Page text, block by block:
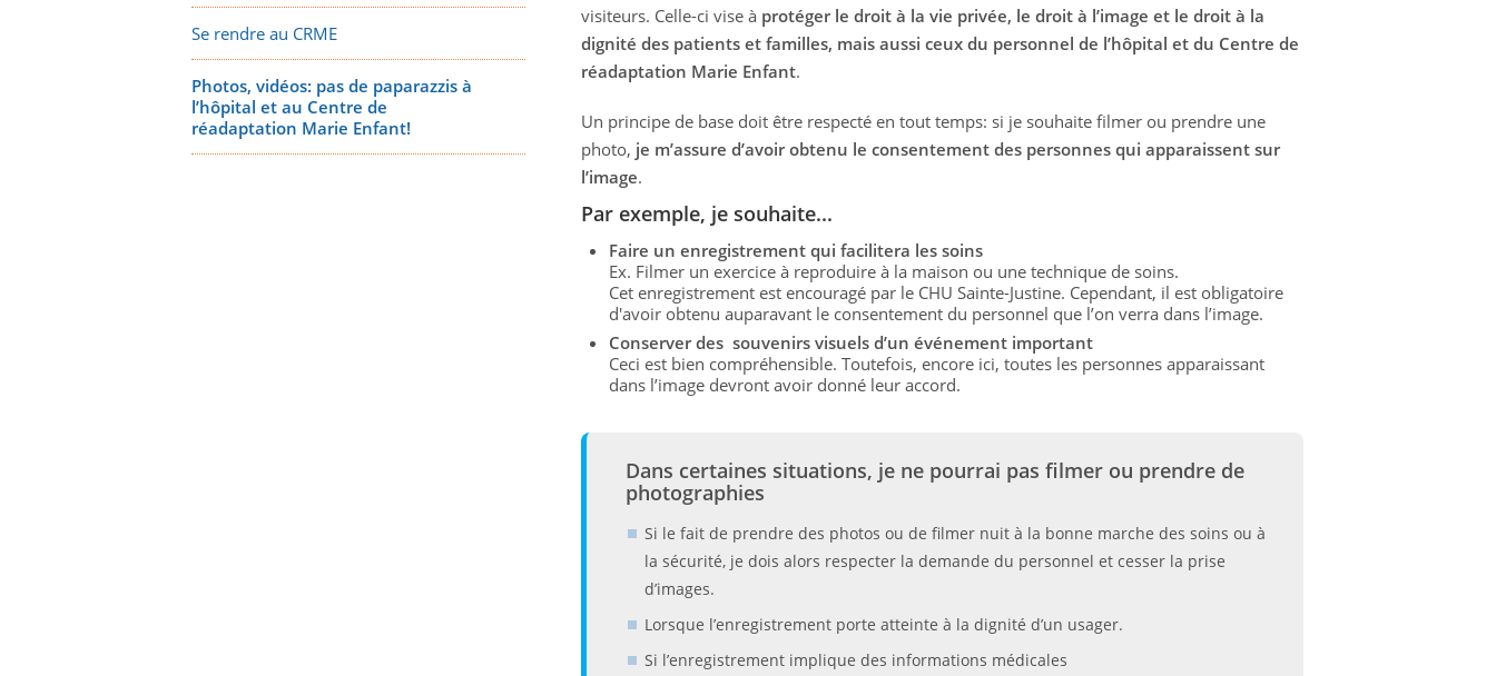
Se rendre au CRME
Photos, vidéos: pas de paparazzis à
l’hôpital et au Centre de
réadaptation Marie Enfant!
visiteurs. Celle-ci vise à protéger le droit à la vie privée, le droit à l’image et le droit à la
dignité des patients et familles, mais aussi ceux du personnel de l’hôpital et du Centre de
réadaptation Marie Enfant.
Un principe de base doit être respecté en tout temps: si je souhaite filmer ou prendre une
photo, je m’assure d’avoir obtenu le consentement des personnes qui apparaissent sur
l’image.
Par exemple, je souhaite...
Faire un enregistrement qui facilitera les soins
Ex. Filmer un exercice à reproduire à la maison ou une technique de soins.
Cet enregistrement est encouragé par le CHU Sainte-Justine. Cependant, il est obligatoire
d'avoir obtenu auparavant le consentement du personnel que l’on verra dans l’image.
Conserver des souvenirs visuels d’un événement important
Ceci est bien compréhensible. Toutefois, encore ici, toutes les personnes apparaissant
dans l’image devront avoir donné leur accord.
Dans certaines situations, je ne pourrai pas filmer ou prendre de
photographies
Si le fait de prendre des photos ou de filmer nuit à la bonne marche des soins ou à
la sécurité, je dois alors respecter la demande du personnel et cesser la prise
d’images.
Lorsque l’enregistrement porte atteinte à la dignité d’un usager.
Si l’enregistrement implique des informations médicales